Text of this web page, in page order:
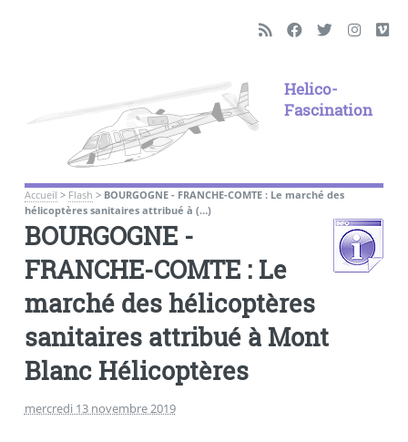
Helico-
Fascination
Accueil > Flash > BOURGOGNE - FRANCHE-COMTE : Le marché des
hélicoptères sanitaires attribué à (…)
BOURGOGNE -
FRANCHE-COMTE : Le
marché des hélicoptères
sanitaires attribué à Mont
Blanc Hélicoptères
mercredi 13 novembre 2019